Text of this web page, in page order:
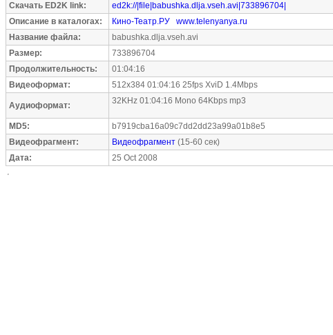
Скачать ED2K link:
ed2k://|file|babushka.dlja.vseh.avi|733896704|
Описание в каталогах:
Кино-Театр.РУ
www.telenyanya.ru
Название файла:
babushka.dlja.vseh.avi
Размер:
733896704
Продолжительность:
01:04:16
Видеоформат:
512x384 01:04:16 25fps XviD 1.4Mbps
Аудиоформат: 32KHz 01:04:16 Mono 64Kbps mp3
MD5:
b7919cba16a09c7dd2dd23a99a01b8e5
Видеофрагмент:
Видеофрагмент (15-60 сек)
Дата:
25 Oct 2008